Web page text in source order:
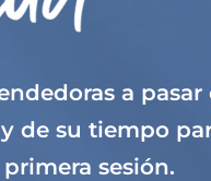
a
de su tiempo
sesión.